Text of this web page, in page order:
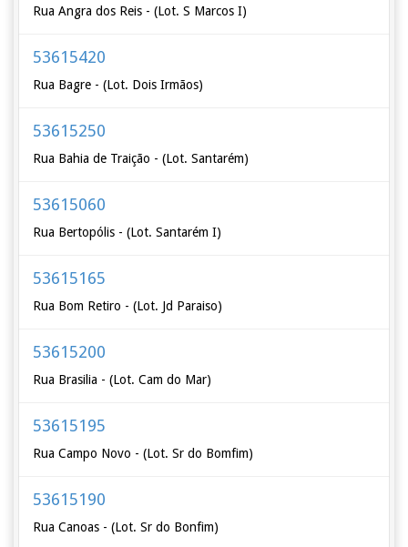
Rua Angra dos Reis - (Lot. S Marcos I)
53615420
Rua Bagre - (Lot. Dois Irmãos)
53615250
Rua Bahia de Traição - (Lot. Santarém)
53615060
Rua Bertopólis - (Lot. Santarém I)
53615165
Rua Bom Retiro - (Lot. Jd Paraiso)
53615200
Rua Brasilia - (Lot. Cam do Mar)
53615195
Rua Campo Novo - (Lot. Sr do Bomfim)
53615190
Rua Canoas - (Lot. Sr do Bonfim)